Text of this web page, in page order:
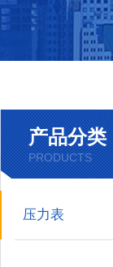
产品分类
PRODUCTS
压力表